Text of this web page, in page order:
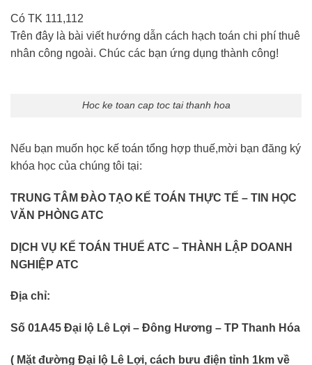
Có TK 111,112
Trên đây là bài viết hướng dẫn cách hạch toán chi phí thuê
nhân công ngoài. Chúc các bạn ứng dụng thành công!
Hoc ke toan cap toc tai thanh hoa
Nếu bạn muốn học kế toán tổng hợp thuế,mời bạn đăng ký
khóa học của chúng tôi tại:
TRUNG TÂM ĐÀO TẠO KẾ TOÁN THỰC TẾ – TIN HỌC
VĂN PHÒNG ATC
DỊCH VỤ KẾ TOÁN THUẾ ATC – THÀNH LẬP DOANH
NGHIỆP ATC
Địa chỉ:
Số 01A45 Đại lộ Lê Lợi – Đông Hương – TP Thanh Hóa
( Mặt đường Đại lộ Lê Lợi, cách bưu điện tỉnh 1km về